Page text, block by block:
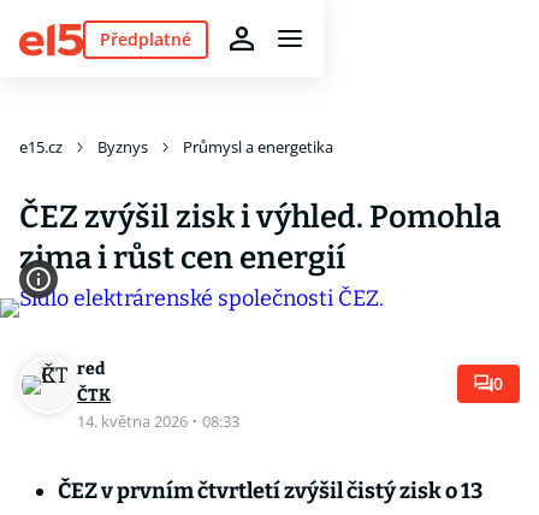
Předplatné
e15.cz Byznys Průmysl a energetika
ČEZ zvýšil zisk i výhled. Pomohla
zima i růst cen energií
red
ČTK
14. května 2026 · 08:33
0
ČEZ v prvním čtvrtletí zvýšil čistý zisk o 13